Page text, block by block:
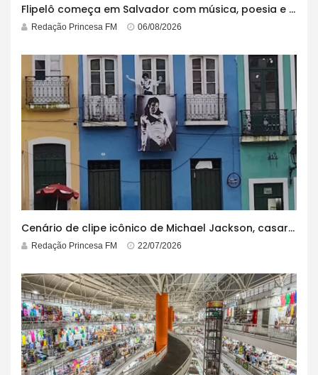
Flipelô começa em Salvador com música, poesia e grande participação
Redação Princesa FM 06/08/2026
Cenário de clipe icônico de Michael Jackson, casarão azul no centro do Pelourinho enfrenta ordem de desocupação
Redação Princesa FM 22/07/2026